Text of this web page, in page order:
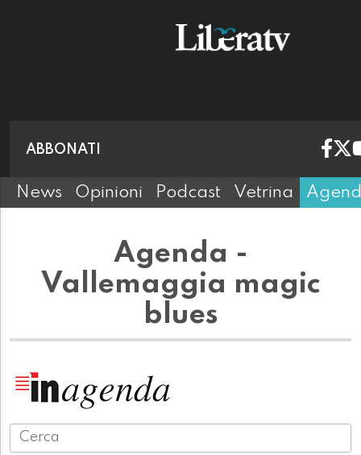
ABBONATI
News Opinioni Podcast Vetrina
Agenda -
Vallemaggia magic
blues